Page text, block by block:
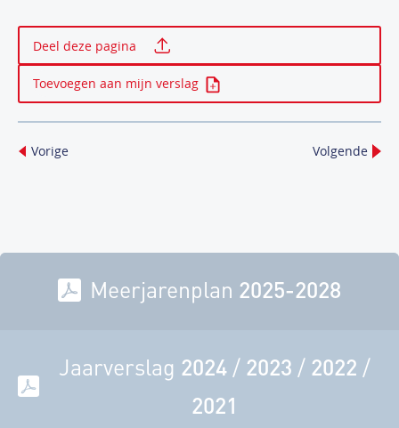
Deel deze pagina
Toevoegen aan mijn verslag
Vorige Volgende
Meerjarenplan 2025-2028
Jaarverslag 2024/ 2023 / 2022 /
2021